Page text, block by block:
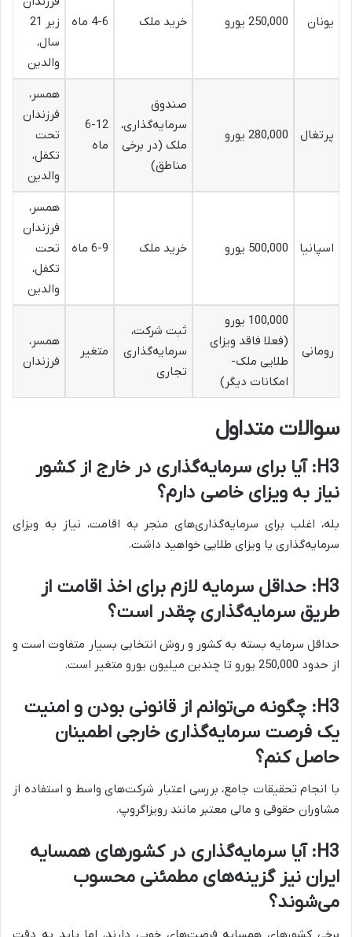
یونان 250,000 یورو خرید ملک 4-6 ماه
زیر 21
سال،
والدین
پرتغال 280,000 یورو
صندوق
سرمایه‌گذاری،
ملک (در برخی
مناطق)
6-12
ماه
همسر،
فرزندان
تحت
تکفل،
والدین
اسپانیا 500,000 یورو خرید ملک 6-9 ماه
همسر،
فرزندان
تحت
تکفل،
والدین
رومانی
100,000 یورو
(فعلا فاقد ویزای
طلایی ملک-
امکانات دیگر)
ثبت شرکت،
سرمایه‌گذاری
تجاری
متغیر
همسر،
فرزندان
سوالات متداول
H3: آیا برای سرمایه‌گذاری در خارج از کشور
نیاز به ویزای خاصی دارم؟
بله، اغلب برای سرمایه‌گذاری‌های منجر به اقامت، نیاز به ویزای
سرمایه‌گذاری یا ویزای طلایی خواهید داشت.
H3: حداقل سرمایه لازم برای اخذ اقامت از
طریق سرمایه‌گذاری چقدر است؟
حداقل سرمایه بسته به کشور و روش انتخابی بسیار متفاوت است و
از حدود 250,000 یورو تا چندین میلیون یورو متغیر است.
H3: چگونه می‌توانم از قانونی بودن و امنیت
یک فرصت سرمایه‌گذاری خارجی اطمینان
حاصل کنم؟
با انجام تحقیقات جامع، بررسی اعتبار شرکت‌های واسط و استفاده از
مشاوران حقوقی و مالی معتبر مانند رویزاگروپ.
H3: آیا سرمایه‌گذاری در کشورهای همسایه
ایران نیز گزینه‌های مطمئنی محسوب
می‌شوند؟